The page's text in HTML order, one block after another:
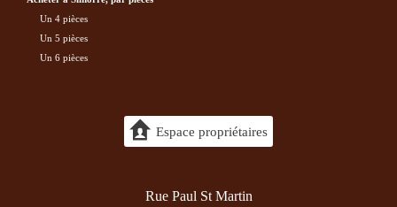
Un 4 pièces
Un 5 pièces
Un 6 pièces
Espace propriétaires
Rue Paul St Martin